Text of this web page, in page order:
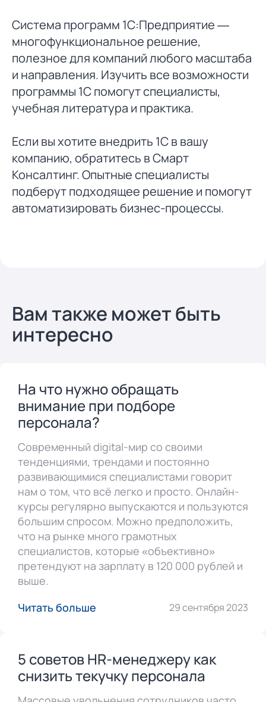
Система программ 1С:Предприятие —
многофункциональное решение,
полезное для компаний любого масштаба
и направления. Изучить все возможности
программы 1С помогут специалисты,
учебная литература и практика.
Если вы хотите внедрить 1С в вашу
компанию, обратитесь в Смарт
Консалтинг. Опытные специалисты
подберут подходящее решение и помогут
автоматизировать бизнес-процессы.
Вам также может быть
интересно
На что нужно обращать
внимание при подборе
персонала?
Современный digital-мир со своими
тенденциями, трендами и постоянно
развивающимися специалистами говорит
нам о том, что всё легко и просто. Онлайн-
курсы регулярно выпускаются и пользуются
большим спросом. Можно предположить,
что на рынке много грамотных
специалистов, которые «объективно»
претендуют на зарплату в 120 000 рублей и
выше.
Читать больше
29 сентября 2023
5 советов HR-менеджеру как
снизить текучку персонала